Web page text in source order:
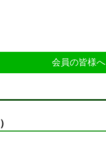
会員の皆様へ
）